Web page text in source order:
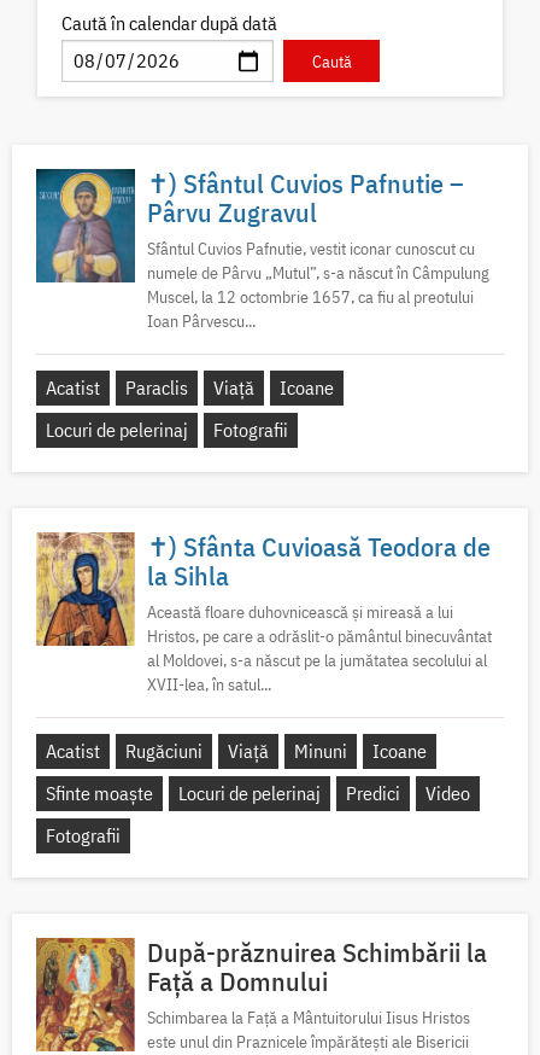
Caută în calendar după dată
✝) Sfântul Cuvios Pafnutie –
Pârvu Zugravul
Sfântul Cuvios Pafnutie, vestit iconar cunoscut cu
numele de Pârvu „Mutul”, s-a născut în Câmpulung
Muscel, la 12 octombrie 1657, ca fiu al preotului
Ioan Pârvescu...
Acatist Paraclis Viață
Icoane
Locuri de pelerinaj
Fotografii
✝) Sfânta Cuvioasă Teodora de
la Sihla
Această floare duhovnicească și mireasă a lui
Hristos, pe care a odrăslit-o pământul binecuvântat
al Moldovei, s-a născut pe la jumătatea secolului al
XVII-lea, în satul...
Acatist Rugăciuni Viață Minuni
Icoane
Sfinte moaște
Locuri de pelerinaj Predici
Video
Fotografii
După-prăznuirea Schimbării la
Față a Domnului
Schimbarea la Față a Mântuitorului Iisus Hristos
este unul din Praznicele împărătești ale Bisericii